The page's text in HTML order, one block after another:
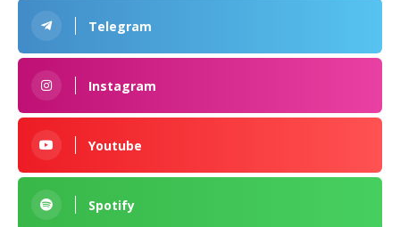
Telegram
Instagram
Youtube
Spotify